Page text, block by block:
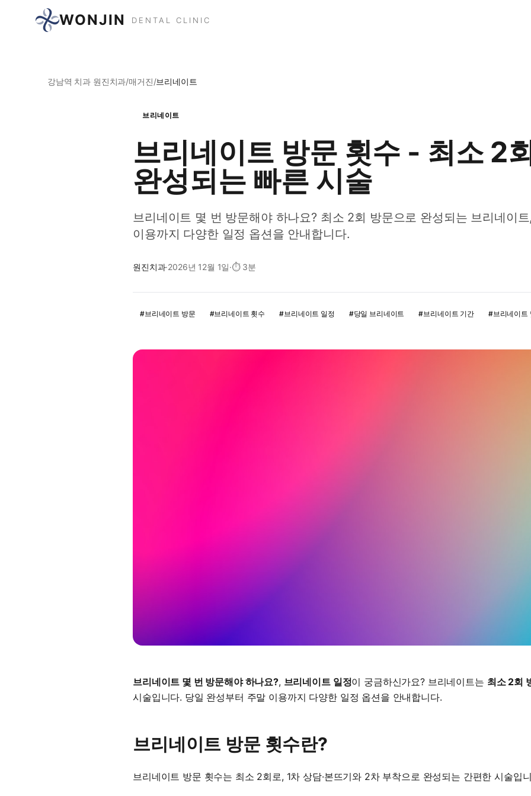
WONJIN DENTAL CLINIC
강남역 치과 원진치과/매거진/브리네이트
브리네이트
브리네이트 방문 횟수 - 최소 2
완성되는 빠른 시술
브리네이트 몇 번 방문해야 하나요? 최소 2회 방문으로 완성되는 브리네이
이용까지 다양한 일정 옵션을 안내합니다.
원진치과·2026년 12월 1일·⏱ 3분
#브리네이트 방문 #브리네이트 횟수 #브리네이트 일정 #당일 브리네이트 #브리네이트 기간 #브리네이트
브리네이트 몇 번 방문해야 하나요?, 브리네이트 일정이 궁금하신가요? 브리네이트는 최소 2회
시술입니다. 당일 완성부터 주말 이용까지 다양한 일정 옵션을 안내합니다.
브리네이트 방문 횟수란?
브리네이트 방문 횟수는 최소 2회로, 1차 상담·본뜨기와 2차 부착으로 완성되는 간편한 시술입